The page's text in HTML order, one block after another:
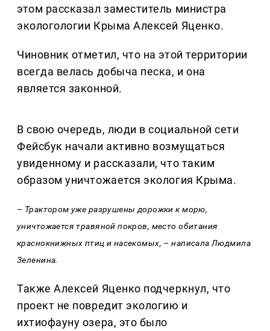
этом рассказал заместитель министра
экологологии Крыма Алексей Яценко.
Чиновник отметил, что на этой территории
всегда велась добыча песка, и она
является законной.
В свою очередь, люди в социальной сети
Фейсбук начали активно возмущаться
увиденному и рассказали, что таким
образом уничтожается экология Крыма.
– Трактором уже разрушены дорожки к морю,
уничтожается травяной покров, место обитания
краснокнижных птиц и насекомых, – написала Людмила
Зеленина.
Также Алексей Яценко подчеркнул, что
проект не повредит экологию и
ихтиофауну озера, это было